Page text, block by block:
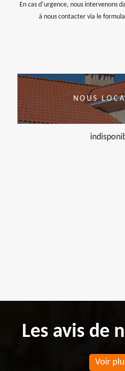
En cas d’urgence, nous intervenons
à nous contacter via le
NOUS
Les avis de
Voir